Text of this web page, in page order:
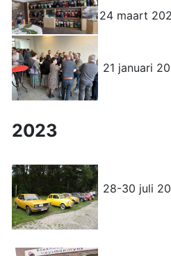
24 maart
21 januari
2023
28-30 juli